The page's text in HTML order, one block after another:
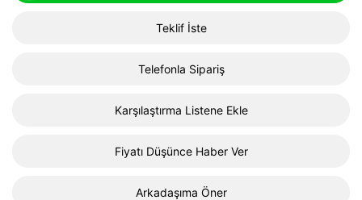
Teklif İste
Telefonla Sipariş
Karşılaştırma Listene Ekle
Fiyatı Düşünce Haber Ver
Arkadaşıma Öner